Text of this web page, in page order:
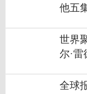
他五
世界
尔·
全球